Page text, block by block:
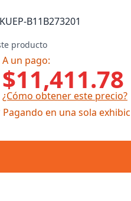
EP-B11B273201
producto
A un pago:
$11,411.78
¿Cómo obtener este precio?
en una sola